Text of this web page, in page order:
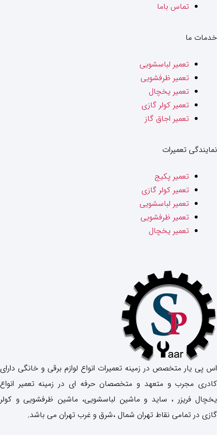
تماس باما
خدمات ما
تعمیر لباسشویی
تعمیر ظرفشویی
تعمیر یخچال
تعمیر کولر گازی
تعمیر اجاق گاز
نمایندگی تعمیرات
تعمیر پکیج
تعمیر کولر گازی
تعمیر لباسشویی
تعمیر ظرفشویی
تعمیر یخچال
اس پی یار متخصص در زمینه تعمیرات انواع لوازم برقی و خانگی دارای
کادری مجرب و متعهد و متخصصان حرفه ای در زمینه تعمیر انواع
یخچال فریزر ، ساید و ماشین لباسشویی، ماشین ظرفشویی و کولر
گازی در تمامی نقاط تهران شمال ،شرق و غرب تهران می باشد.